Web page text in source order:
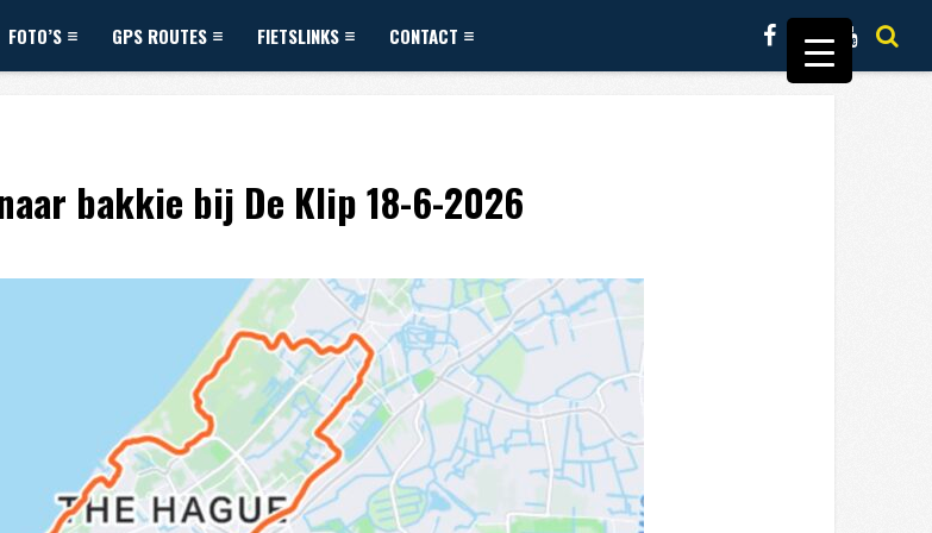
FOTO’S GPS ROUTES FIETSLINKS CONTACT
bakkie bij De Klip 18-6-2026